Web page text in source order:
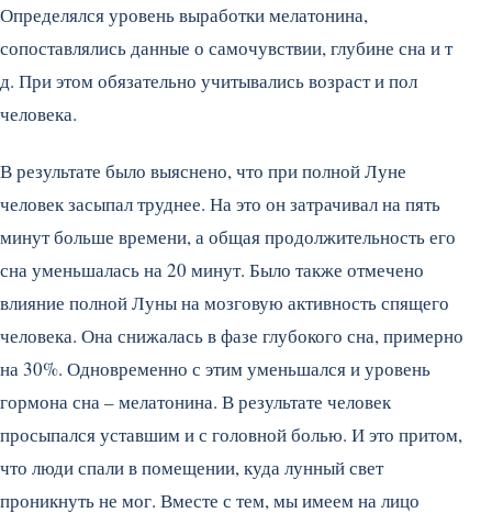
Определялся уровень выработки мелатонина,
сопоставлялись данные о самочувствии, глубине сна и т
д. При этом обязательно учитывались возраст и пол
человека.
В результате было выяснено, что при полной Луне
человек засыпал труднее. На это он затрачивал на пять
минут больше времени, а общая продолжительность его
сна уменьшалась на 20 минут. Было также отмечено
влияние полной Луны на мозговую активность спящего
человека. Она снижалась в фазе глубокого сна, примерно
на 30%. Одновременно с этим уменьшался и уровень
гормона сна – мелатонина. В результате человек
просыпался уставшим и с головной болью. И это притом,
что люди спали в помещении, куда лунный свет
проникнуть не мог. Вместе с тем, мы имеем на лицо